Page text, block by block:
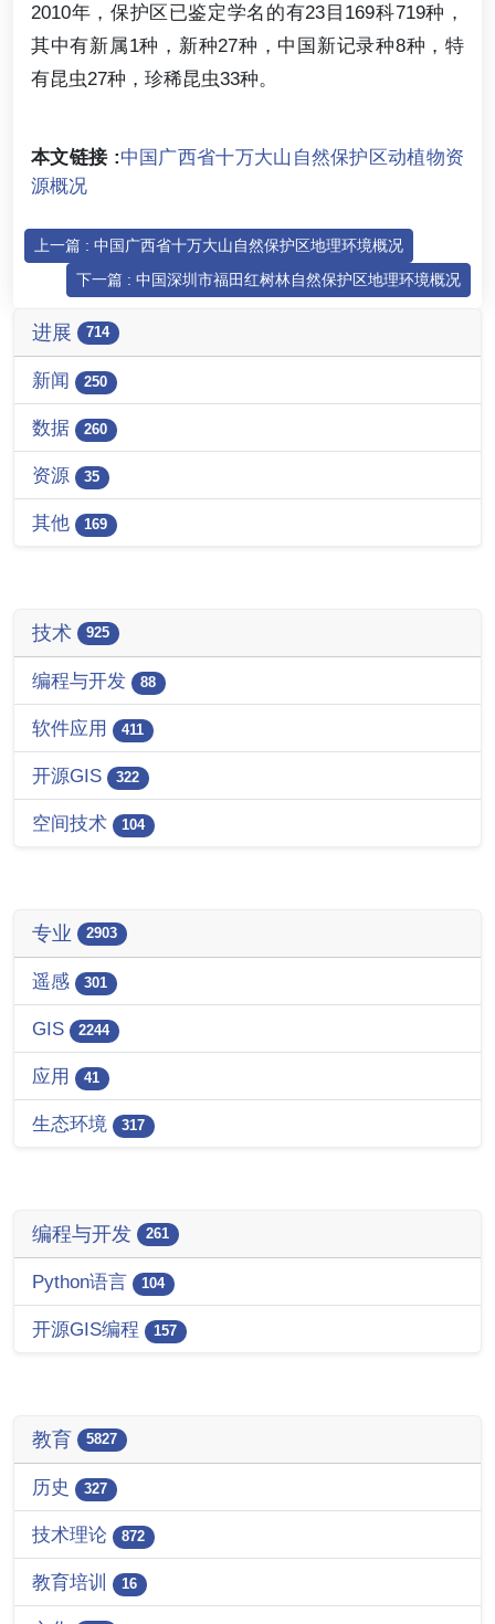
2010年，保护区已鉴定学名的有23目169科719种，
其中有新属1种，新种27种，中国新记录种8种，特
有昆虫27种，珍稀昆虫33种。
本文链接 :中国广西省十万大山自然保护区动植物资
源概况
上一篇 : 中国广西省十万大山自然保护区地理环境概况
下一篇 : 中国深圳市福田红树林自然保护区地理环境概况
进展 714
新闻 250
数据 260
资源 35
其他 169
技术 925
编程与开发 88
软件应用 411
开源GIS 322
空间技术 104
专业 2903
遥感 301
GIS 2244
应用 41
生态环境 317
编程与开发 261
Python语言 104
开源GIS编程 157
教育 5827
历史 327
技术理论 872
教育培训 16